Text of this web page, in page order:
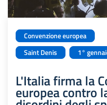
Convenzione europea
Saint Denis
1°
L'Italia firma la
europea contro